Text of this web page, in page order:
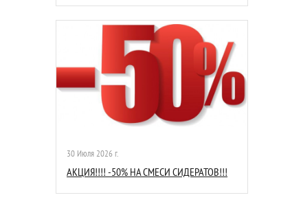
30 Июля 2026 г.
АКЦИЯ!!!! -50% НА СМЕСИ СИДЕРАТОВ!!!